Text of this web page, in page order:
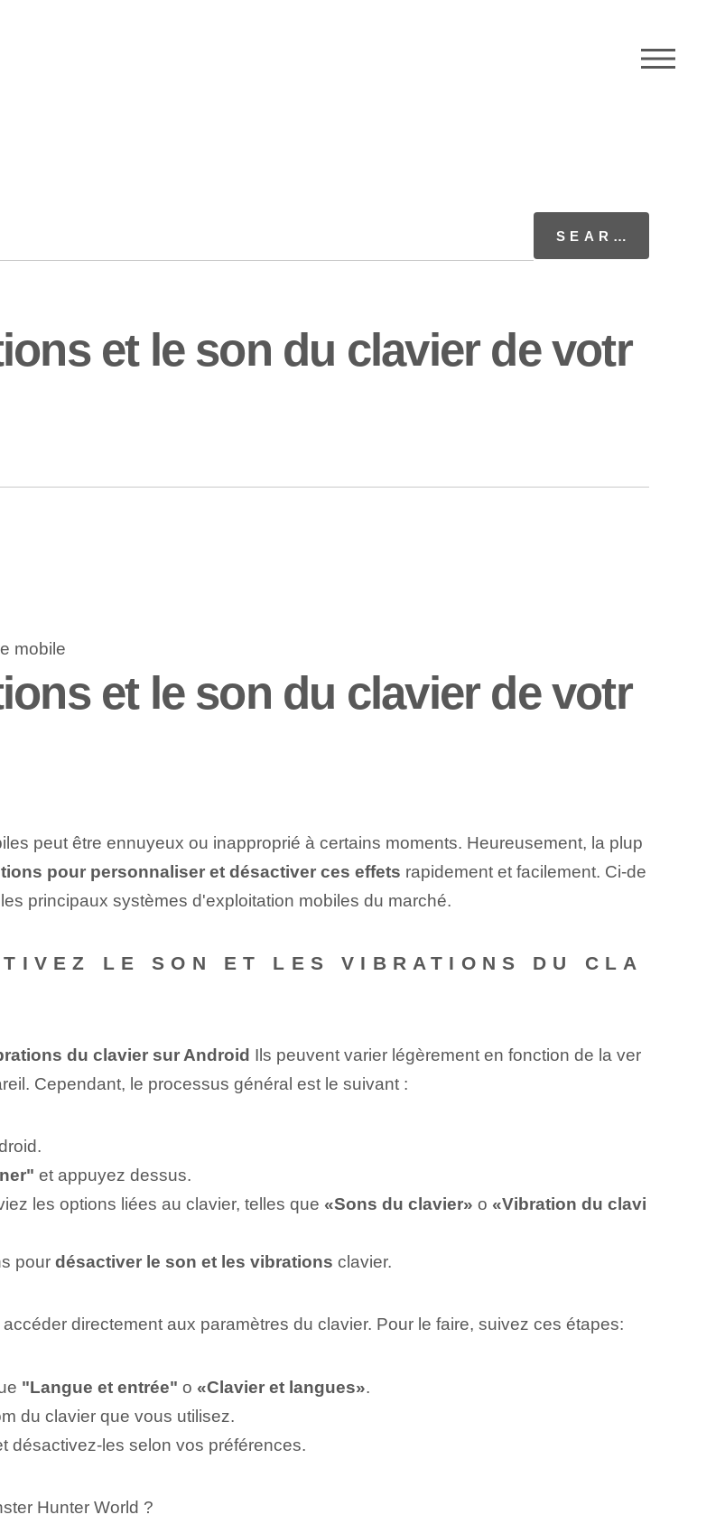
et le son du clavier de votr
et le son du clavier de votr
peut être ennuyeux ou inapproprié à certains moments. Heureusement, la plup
pour personnaliser et désactiver ces effets rapidement et facilement. Ci-de
principaux systèmes d'exploitation mobiles du marché.
LE SON ET LES VIBRATIONS DU CLA
du clavier sur Android Ils peuvent varier légèrement en fonction de la ver
Cependant, le processus général est le suivant :
et appuyez dessus.
les options liées au clavier, telles que «Sons du clavier» o «Vibration du clavi
pour désactiver le son et les vibrations clavier.
directement aux paramètres du clavier. Pour le faire, suivez ces étapes:
"Langue et entrée" o «Clavier et langues».
du clavier que vous utilisez.
désactivez-les selon vos préférences.
Hunter World ?